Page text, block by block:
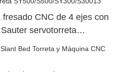
CNC de 4 ejes con
servotorreta